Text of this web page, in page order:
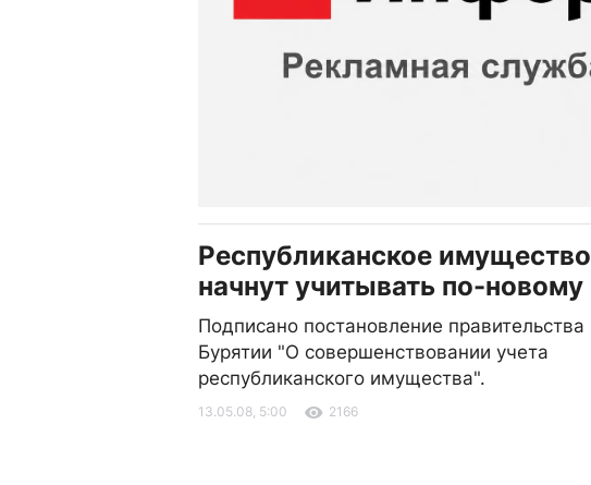
Республиканское имущество
начнут учитывать по-новому
Подписано постановление правительства
Бурятии "О совершенствовании учета
республиканского имущества".
13.05.08, 5:00 2166